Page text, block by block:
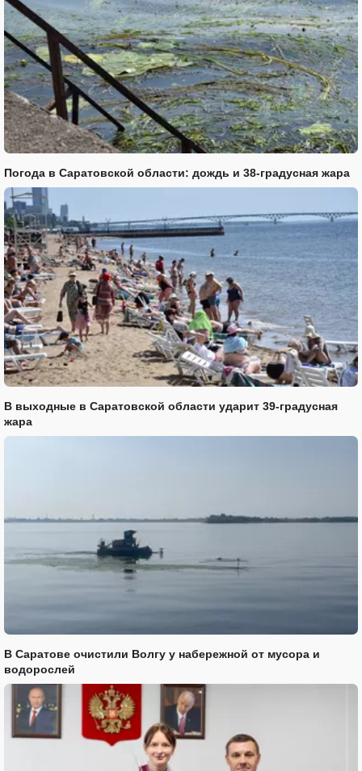
Погода в Саратовской области: дождь и 38-градусная жара
В выходные в Саратовской области ударит 39-градусная
жара
В Саратове очистили Волгу у набережной от мусора и
водорослей